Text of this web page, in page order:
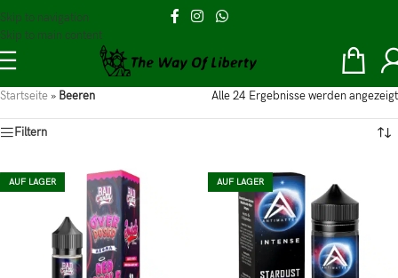
Skip to navigation
Skip to main content
Startseite » Beeren Alle 24 Ergebnisse werden angezeigt
Filtern
AUF LAGER AUF LAGER